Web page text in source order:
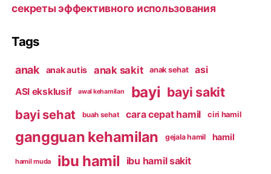
секреты эффективного использования
Tags
anak anak autis anak sakit anak sehat
asi
ASI eksklusif
awal kehamilan bayi bayi sakit
bayi sehat buah sehat cara cepat hamil ciri hamil
gangguan kehamilan gejala hamil hamil
hamil muda ibu hamil ibu hamil sakit